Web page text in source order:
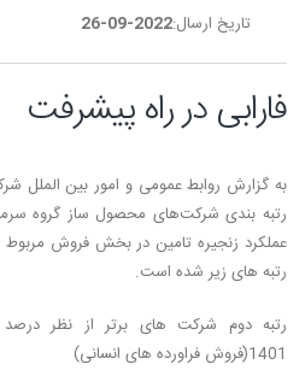
تاریخ ارسال:2022-09-26
فارابی در راه پیشرفت
به گزارش روابط عمومی و امور بین الملل
رتبه بندی شرکت‌های محصول ساز گروه
رتبه های زیر شده است.
رتبه دوم شرکت های برتر از نظر
1401(فروش فراورده های انسانی)